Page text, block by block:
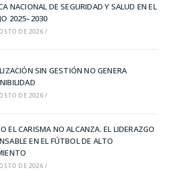
NACIONAL DE SEGURIDAD Y SALUD EN EL
2025–2030
DE 2026 /
SIN GESTIÓN NO GENERA
DE 2026 /
EL CARISMA NO ALCANZA. EL LIDERAZGO
EN EL FÚTBOL DE ALTO
DE 2026 /